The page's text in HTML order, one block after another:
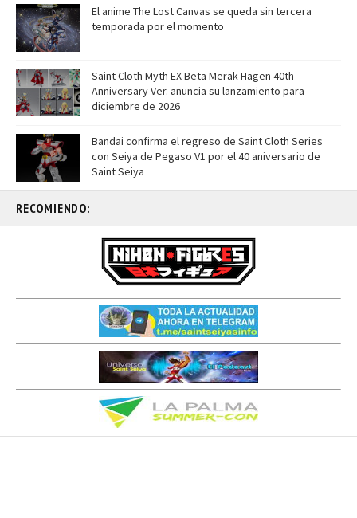
El anime The Lost Canvas se queda sin tercera
temporada por el momento
Saint Cloth Myth EX Beta Merak Hagen 40th
Anniversary Ver. anuncia su lanzamiento para
diciembre de 2026
Bandai confirma el regreso de Saint Cloth Series
con Seiya de Pegaso V1 por el 40 aniversario de
Saint Seiya
RECOMIENDO: